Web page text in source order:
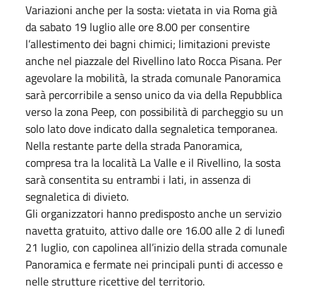
Variazioni anche per la sosta: vietata in via Roma già
da sabato 19 luglio alle ore 8.00 per consentire
l’allestimento dei bagni chimici; limitazioni previste
anche nel piazzale del Rivellino lato Rocca Pisana. Per
agevolare la mobilità, la strada comunale Panoramica
sarà percorribile a senso unico da via della Repubblica
verso la zona Peep, con possibilità di parcheggio su un
solo lato dove indicato dalla segnaletica temporanea.
Nella restante parte della strada Panoramica,
compresa tra la località La Valle e il Rivellino, la sosta
sarà consentita su entrambi i lati, in assenza di
segnaletica di divieto.
Gli organizzatori hanno predisposto anche un servizio
navetta gratuito, attivo dalle ore 16.00 alle 2 di lunedì
21 luglio, con capolinea all’inizio della strada comunale
Panoramica e fermate nei principali punti di accesso e
nelle strutture ricettive del territorio.